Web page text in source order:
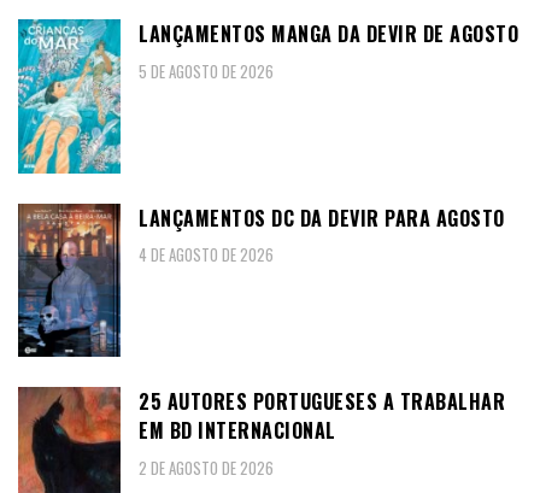
LANÇAMENTOS MANGA DA DEVIR DE AGOSTO
5 DE AGOSTO DE 2026
LANÇAMENTOS DC DA DEVIR PARA AGOSTO
4 DE AGOSTO DE 2026
25 AUTORES PORTUGUESES A TRABALHAR
EM BD INTERNACIONAL
2 DE AGOSTO DE 2026